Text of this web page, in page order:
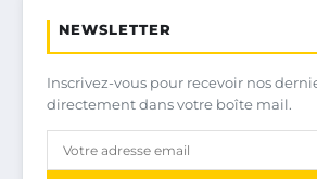
NEWSLETTER
Inscrivez-vous pour recevoir nos
directement dans votre boîte mail.